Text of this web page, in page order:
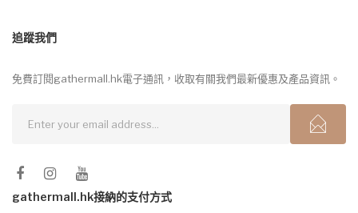
追蹤我們
免費訂閱gathermall.hk電子通訊，收取有關我們最新優惠及產品資訊。
gathermall.hk接納的支付方式